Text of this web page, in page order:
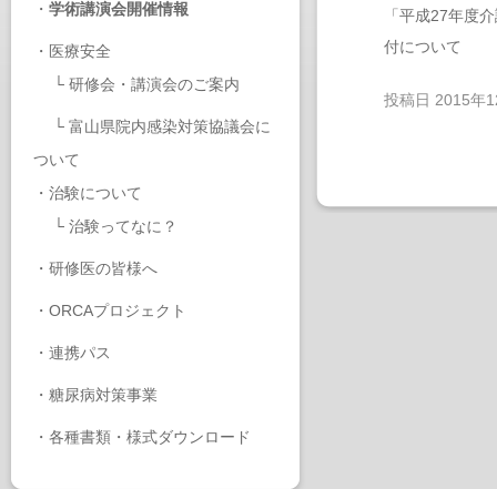
・ 学術講演会開催情報
・ 医療安全
└ 研修会・講演会のご案内
└ 富山県院内感染対策協議会に
ついて
・ 治験について
└ 治験ってなに？
・ 研修医の皆様へ
・ ORCAプロジェクト
・ 連携パス
・ 糖尿病対策事業
・ 各種書類・様式ダウンロード
「平成27年度
付について
投稿日 2015年